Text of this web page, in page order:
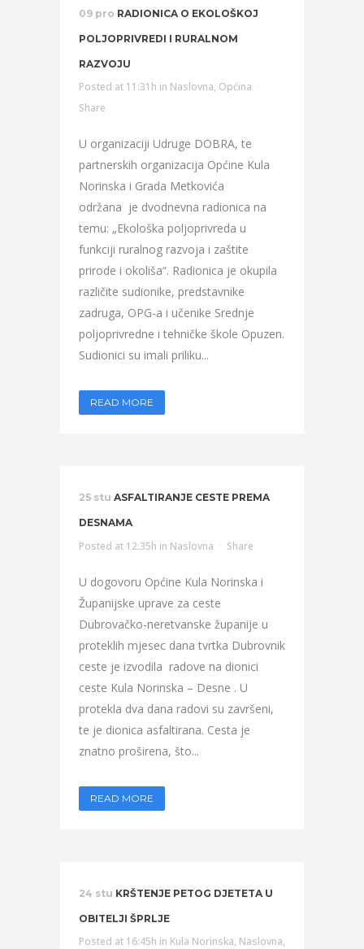
09 pro RADIONICA O EKOLOŠKOJ
POLJOPRIVREDI I RURALNOM
RAZVOJU
Posted at 11:31h in Naslovna, Općina
Share
U organizaciji Udruge DOBRA, te
partnerskih organizacija Općine Kula
Norinska i Grada Metkovića
održana je dvodnevna radionica na
temu: „Ekološka poljoprivreda u
funkciji ruralnog razvoja i zaštite
prirode i okoliša“. Radionica je okupila
različite sudionike, predstavnike
zadruga, OPG-a i učenike Srednje
poljoprivredne i tehničke škole Opuzen.
Sudionici su imali priliku...
READ MORE
25 stu ASFALTIRANJE CESTE PREMA
DESNAMA
Posted at 12:35h in Naslovna Share
U dogovoru Općine Kula Norinska i
Županijske uprave za ceste
Dubrovačko-neretvanske županije u
proteklih mjesec dana tvrtka Dubrovnik
ceste je izvodila radove na dionici
ceste Kula Norinska – Desne . U
protekla dva dana radovi su završeni,
te je dionica asfaltirana. Cesta je
znatno proširena, što...
READ MORE
24 stu KRŠTENJE PETOG DJETETA U
OBITELJI ŠPRLJE
Posted at 16:45h in Kula Norinska, Naslovna,